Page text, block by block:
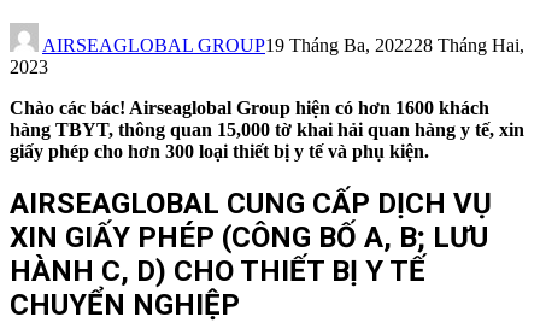
AIRSEAGLOBAL GROUP19 Tháng Ba, 202228 Tháng Hai,
2023
Chào các bác! Airseaglobal Group hiện có hơn 1600 khách
hàng TBYT, thông quan 15,000 tờ khai hải quan hàng y tế, xin
giấy phép cho hơn 300 loại thiết bị y tế và phụ kiện.
AIRSEAGLOBAL CUNG CẤP DỊCH VỤ
XIN GIẤY PHÉP (CÔNG BỐ A, B; LƯU
HÀNH C, D) CHO THIẾT BỊ Y TẾ
CHUYỂN NGHIỆP